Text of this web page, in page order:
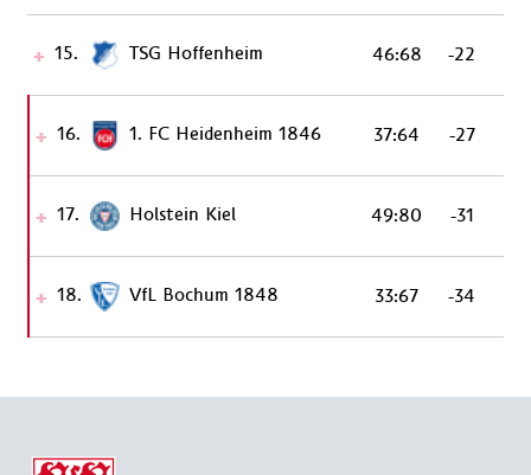
15. TSG Hoffenheim 46:68 -22
16. 1. FC Heidenheim 1846 37:64 -27
17. Holstein Kiel 49:80 -31
18. VfL Bochum 1848 33:67 -34